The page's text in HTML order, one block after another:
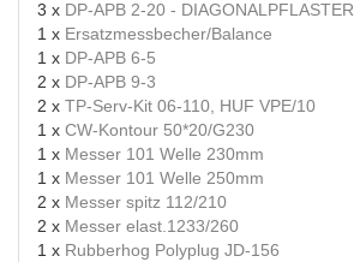
3 x DP-APB 2-20 - DIAGONALPFLASTER
1 x Ersatzmessbecher/Balance
1 x DP-APB 6-5
2 x DP-APB 9-3
2 x TP-Serv-Kit 06-110, HUF VPE/10
1 x CW-Kontour 50*20/G230
1 x Messer 101 Welle 230mm
1 x Messer 101 Welle 250mm
2 x Messer spitz 112/210
2 x Messer elast.1233/260
1 x Rubberhog Polyplug JD-156